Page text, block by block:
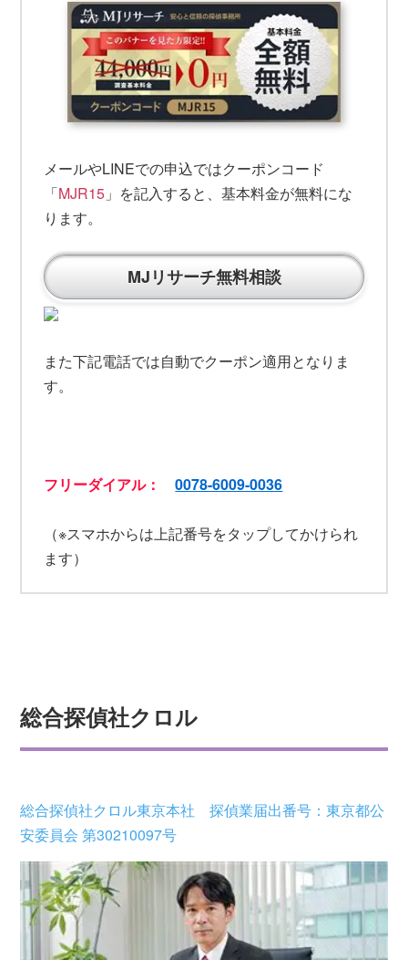
メールやLINEでの申込ではクーポンコード
「MJR15 」を記入すると、基本料金が無料にな
ります。
MJリサーチ無料相談
また下記電話では自動でクーポン適用となりま
す。
フリーダイアル：0078-6009-0036
（※スマホからは上記番号をタップしてかけられ
ます）
総合探偵社クロル
総合探偵社クロル東京本社 探偵業届出番号：東京都公
安委員会 第30210097号